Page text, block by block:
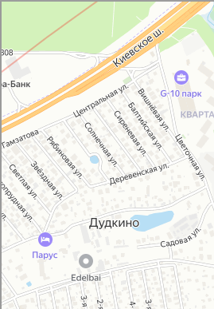
GM-City&VAG-Repair
Автосервис, автотехцентр в Москве
Магазин автозапчастей и автотоваров в